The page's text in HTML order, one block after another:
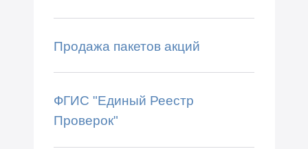
Продажа пакетов акций
ФГИС "Единый Реестр
Проверок"